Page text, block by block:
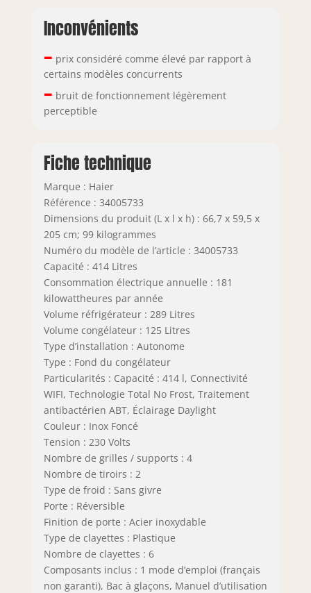
Inconvénients
– prix considéré comme élevé par rapport à
certains modèles concurrents
– bruit de fonctionnement légèrement
perceptible
Fiche technique
Marque : Haier
Référence : 34005733
Dimensions du produit (L x l x h) : 66,7 x 59,5 x
205 cm; 99 kilogrammes
Numéro du modèle de l’article : 34005733
Capacité : 414 Litres
Consommation électrique annuelle : 181
kilowattheures par année
Volume réfrigérateur : 289 Litres
Volume congélateur : 125 Litres
Type d’installation : Autonome
Type : Fond du congélateur
Particularités : Capacité : 414 l, Connectivité
WIFI, Technologie Total No Frost, Traitement
antibactérien ABT, Éclairage Daylight
Couleur : Inox Foncé
Tension : 230 Volts
Nombre de grilles / supports : 4
Nombre de tiroirs : 2
Type de froid : Sans givre
Porte : Réversible
Finition de porte : Acier inoxydable
Type de clayettes : Plastique
Nombre de clayettes : 6
Composants inclus : 1 mode d’emploi (français
non garanti), Bac à glaçons, Manuel d’utilisation